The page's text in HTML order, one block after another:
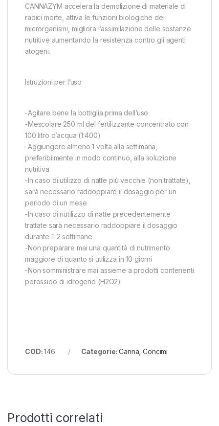
CANNAZYM accelera la demolizione di materiale di
radici morte, attiva le funzioni biologiche dei
microrganismi, migliora l’assimilazione delle sostanze
nutritive aumentando la resistenza contro gli agenti
atogeni.
Istruzioni per l’uso
-Agitare bene la bottiglia prima dell’uso
-Mescolare 250 ml del fertilizzante concentrato con
100 litro d’acqua (1:400)
-Aggiungere almeno 1 volta alla settimana,
preferibilmente in modo continuo, alla soluzione
nutritiva
-In caso di utilizzo di natte più vecchie (non trattate),
sarà necessario raddoppiare il dosaggio per un
periodo di un mese
-In caso di riutilizzo di natte precedentemente
trattate sarà necessario raddoppiare il dosaggio
durante 1-2 settimane
-Non preparare mai una quantità di nutrimento
maggiore di quanto si utilizza in 10 giorni
-Non somministrare mai assieme a prodotti contenenti
perossido di idrogeno (H2O2)
COD:146 Categorie:Canna ,Concimi
Prodotti correlati